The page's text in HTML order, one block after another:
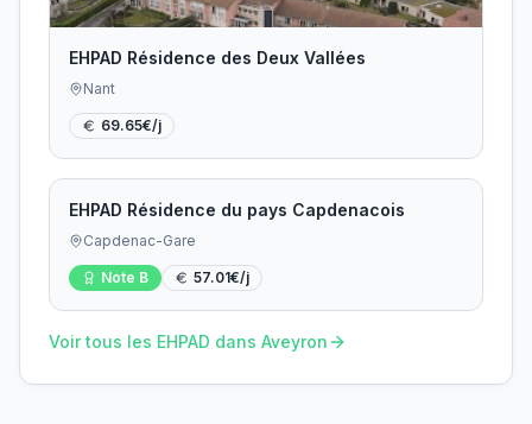
EHPAD Résidence des Deux Vallées
Nant
69.65€/j
EHPAD Résidence du pays Capdenacois
Capdenac-Gare
Note B 57.01€/j
Voir tous les EHPAD dans Aveyron